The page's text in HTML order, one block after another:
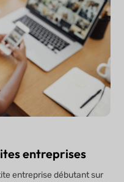
entreprises
entreprise débutant sur